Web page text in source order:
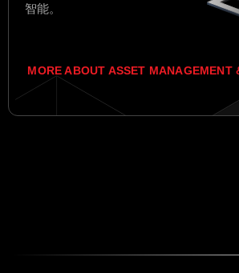
智能。
MORE ABOUT ASSET MANAGEMENT